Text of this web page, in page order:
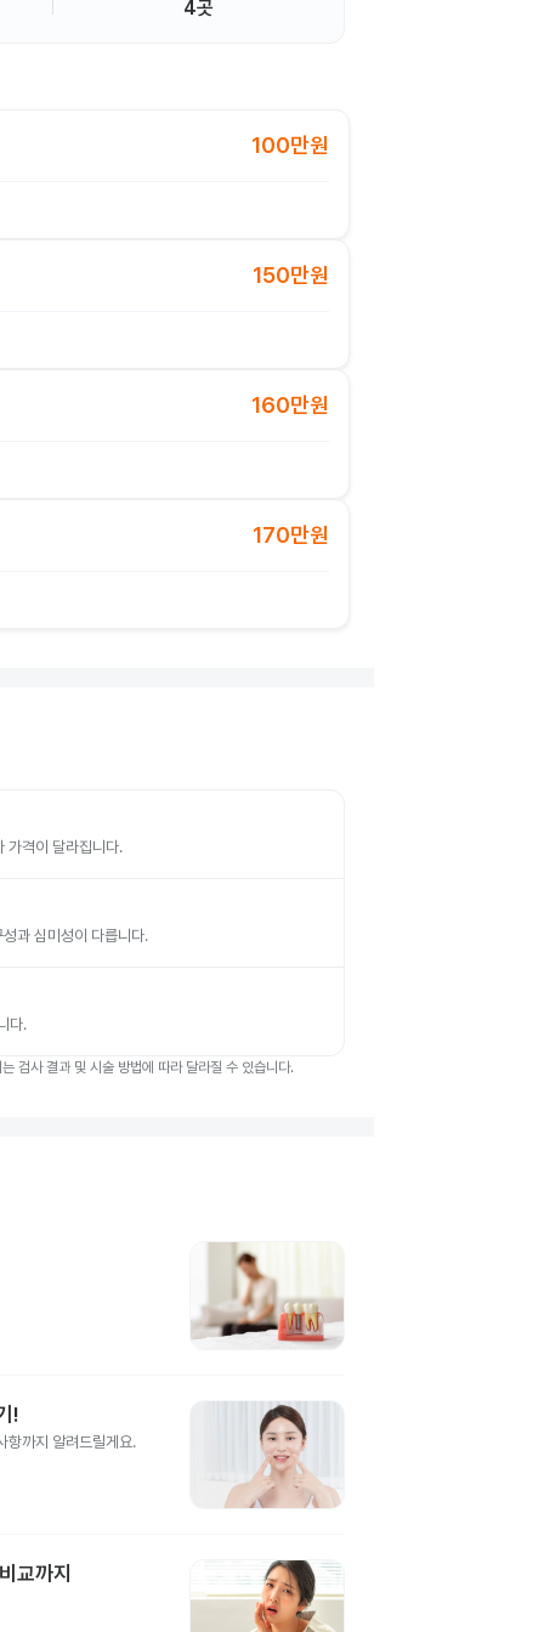
4곳
100만원
150만원
160만원
170만원
가격이 달라집니다.
과 심미성이 다릅니다.
다.
검사 결과 및 시술 방법에 따라 달라질 수 있습니다.
!
항까지 알려드릴게요.
교까지